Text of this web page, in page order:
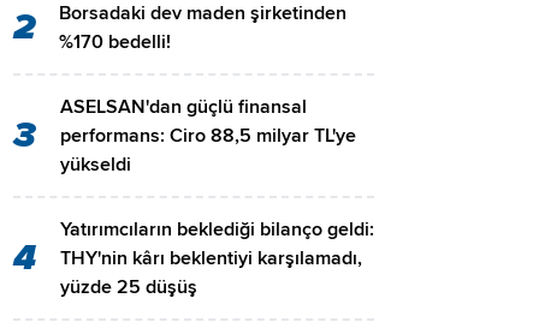
2
Borsadaki dev maden şirketinden
%170 bedelli!
3
ASELSAN'dan güçlü finansal
performans: Ciro 88,5 milyar TL'ye
yükseldi
4
Yatırımcıların beklediği bilanço geldi:
THY'nin kârı beklentiyi karşılamadı,
yüzde 25 düşüş